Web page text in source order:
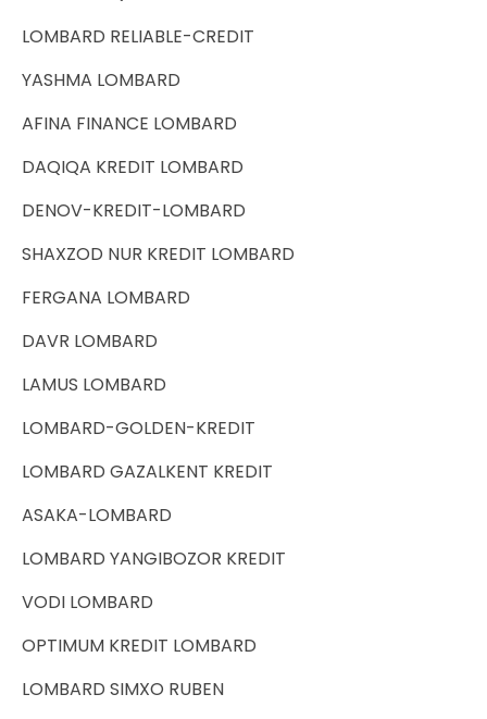
LOMBARD RELIABLE-CREDIT
YASHMA LOMBARD
AFINA FINANCE LOMBARD
DAQIQA KREDIT LOMBARD
DENOV-KREDIT-LOMBARD
SHAXZOD NUR KREDIT LOMBARD
FERGANA LOMBARD
DAVR LOMBARD
LAMUS LOMBARD
LOMBARD-GOLDEN-KREDIT
LOMBARD GAZALKENT KREDIT
ASAKA-LOMBARD
LOMBARD YANGIBOZOR KREDIT
VODI LOMBARD
OPTIMUM KREDIT LOMBARD
LOMBARD SIMXO RUBEN